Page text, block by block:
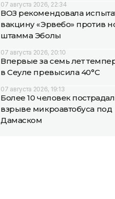
07 августа 2026, 22:34
ВОЗ рекомендовала
вакцину «Эрвебо» против
штамма Эболы
07 августа 2026, 20:10
Впервые за семь лет
в Сеуле превысила 40°C
07 августа 2026, 19:13
Более 10 человек
взрыве микроавтобуса под
Дамаском